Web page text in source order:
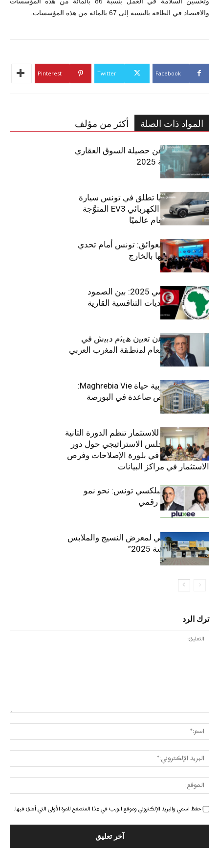
والاقتصاد في الطاقة بالنسبة إلى 67 بالمائة من هذه المؤسسات.
Facebook
Twitter
Pinterest
المواد ذات الصلة أكثر من مؤلف
مبوب تكشف عن حصيلة السوق العقاري
في تونس لسنة 2025
سيتي كارز – كيا تطلق في تونس سيارة
الـدفع الرباعي الكهربائي EV3 المتوَّجة
بلقب سيارة العام عالميًا
بين الطموح والعوائق: تونس أمام تحدي
استعادة كفاءاتها بالخارج
الاقتصاد التونسي 2025: بين الصمود
الاجتماعي وتحديات التنافسية القارية
ﺗﯾﺗرا ﺑﺎك ﺗﻌﻠن ﻋن ﺗﻌﯾﯾن ھﯾﺛم دﺑﯾش ﻓﻲ
ﻣﻧﺻب اﻟﻣدﯾر اﻟﻌﺎم ﻟﻣﻧطﻘﺔ اﻟﻣﻐرب اﻟﻌرﺑﻲ
وﻏرب أﻓرﯾﻘﯾﺎ
التأمينات المغربية حياة Maghrebia Vie:
فاعل رائد بفرص صاعدة في البورصة
(+34.8%)
الهيئة التونسية للاستثمار تنظم الدورة الثانية
والعشرين للمجلس الاستراتيجي حول دور
القطاع الخاص في بلورة الإصلاحات وفرص
الاستثمار في مراكز البيانات
قيادة مزدوجة لبلكسي تونس: نحو نمو
متسارع وتحول رقمي
الافتتاح الرسمي لمعرض النسيج والملابس
“إنترتكس سوسة 2025”
ترك الرد
احفظ اسمي والبريد الإلكتروني وموقع الويب في هذا المتصفح للمرة الأولى التي أعلق فيها.